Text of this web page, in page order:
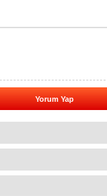
Yorum Yap